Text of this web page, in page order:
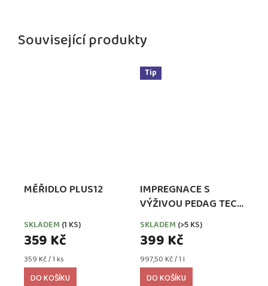
Související produkty
MĚŘIDLO PLUS12
SKLADEM (1 KS)
359 Kč
Měrná
cena:
359 Kč / 1 ks
DO KOŠÍKU
Tip
IMPREGNACE S
VÝŽIVOU PEDAG TECH
WATERPROOFER,
EXTRA SILNÁ
SKLADEM (>5 KS)
399 Kč
Měrná
cena:
997,50 Kč / 1 l
DO KOŠÍKU